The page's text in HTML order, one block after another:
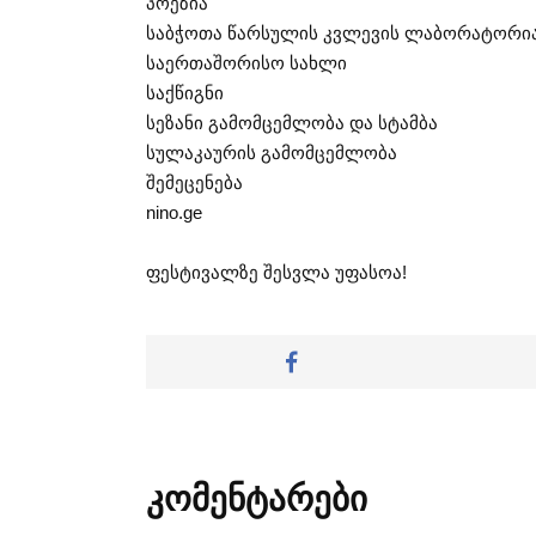
საბჭოთა წარსულის კვლევის
საერთაშორისო სახლი
საქწიგნი
სეზანი გამომცემლობა და სტამბა
სულაკაურის გამომცემლობა
შემეცენება
nino.ge
ფესტივალზე შესვლა უფასოა!
კომენტარები